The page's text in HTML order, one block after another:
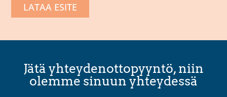
LATAA ESITE
Jätä yhteydenottopyyntö, niin
olemme sinuun yhteydessä